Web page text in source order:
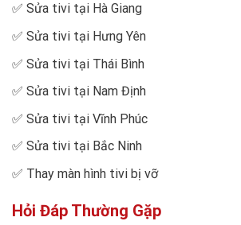
✅ Sửa tivi tại Hà Giang
✅ Sửa tivi tại Hưng Yên
✅ Sửa tivi tại Thái Bình
✅ Sửa tivi tại Nam Định
✅ Sửa tivi tại Vĩnh Phúc
✅ Sửa tivi tại Bắc Ninh
✅ Thay màn hình tivi bị vỡ
Hỏi Đáp Thường Gặp